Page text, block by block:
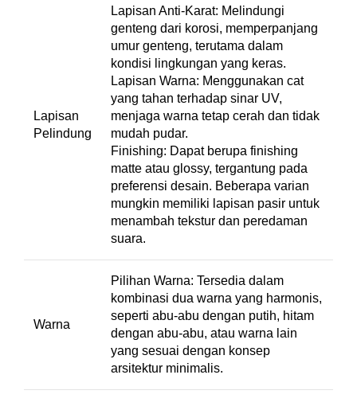
Lapisan
Pelindung
Lapisan Anti-Karat: Melindungi
genteng dari korosi, memperpanjang
umur genteng, terutama dalam
kondisi lingkungan yang keras.
Lapisan Warna: Menggunakan cat
yang tahan terhadap sinar UV,
menjaga warna tetap cerah dan tidak
mudah pudar.
Finishing: Dapat berupa finishing
matte atau glossy, tergantung pada
preferensi desain. Beberapa varian
mungkin memiliki lapisan pasir untuk
menambah tekstur dan peredaman
suara.
Warna
Pilihan Warna: Tersedia dalam
kombinasi dua warna yang harmonis,
seperti abu-abu dengan putih, hitam
dengan abu-abu, atau warna lain
yang sesuai dengan konsep
arsitektur minimalis.